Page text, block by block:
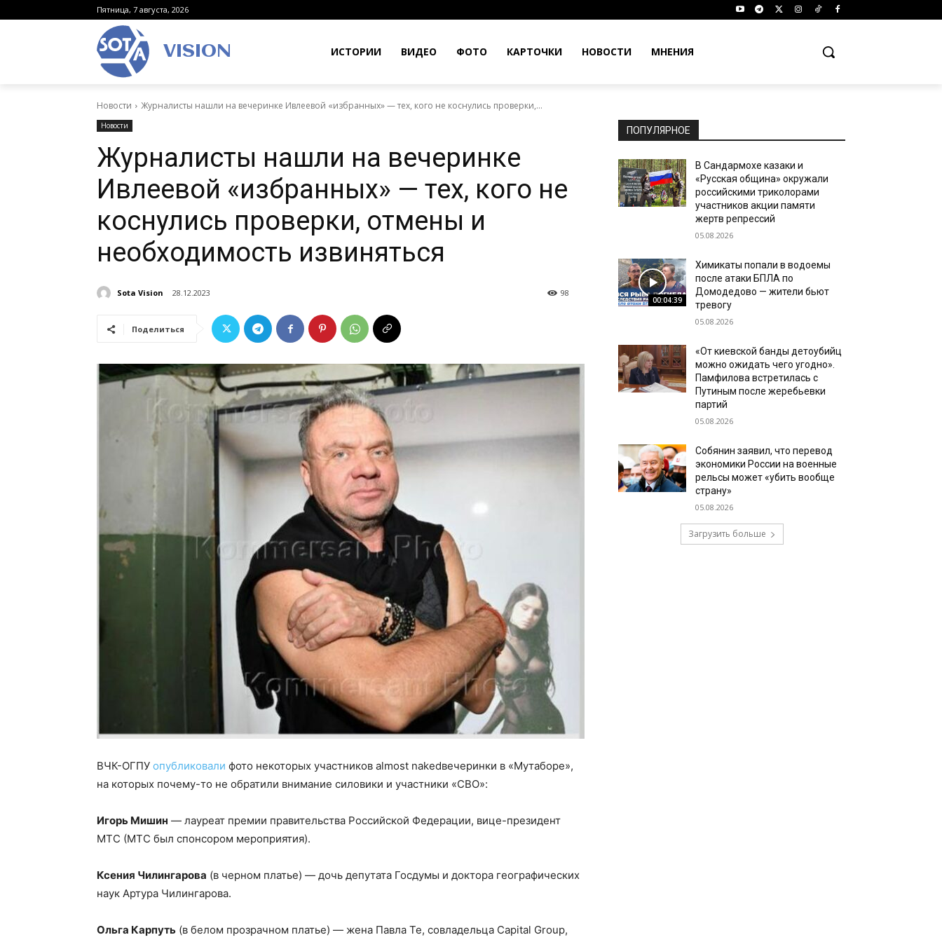
Пятница, 7 августа, 2026
VISION ИСТОРИИ ВИДЕО ФОТО КАРТОЧКИ НОВОСТИ МНЕНИЯ
Новости Журналисты нашли на вечеринке Ивлеевой «избранных» — тех, кого не коснулись проверки,...
Новости
Журналисты нашли на вечеринке
Ивлеевой «избранных» — тех, кого не
коснулись проверки, отмены и
необходимость извиняться
Sota Vision 28.12.2023 98
Поделиться
ВЧК-ОГПУ опубликовали фото некоторых участников almost nakedвечеринки в «Мутаборе»,
на которых почему-то не обратили внимание силовики и участники «СВО»:
Игорь Мишин — лауреат премии правительства Российской Федерации, вице-президент
МТС (МТС был спонсором мероприятия).
Ксения Чилингарова (в черном платье) — дочь депутата Госдумы и доктора географических
наук Артура Чилингарова.
Ольга Карпуть (в белом прозрачном платье) — жена Павла Те, совладельца Capital Group,
ПОПУЛЯРНОЕ
В Сандармохе казаки и
«Русская община» окружали
российскими триколорами
участников акции памяти
жертв репрессий
05.08.2026
00:04:39
Химикаты попали в водоемы
после атаки БПЛА по
Домодедово — жители бьют
тревогу
05.08.2026
«От киевской банды детоубийц
можно ожидать чего угодно».
Памфилова встретилась с
Путиным после жеребьевки
партий
05.08.2026
Собянин заявил, что перевод
экономики России на военные
рельсы может «убить вообще
страну»
05.08.2026
Загрузить больше